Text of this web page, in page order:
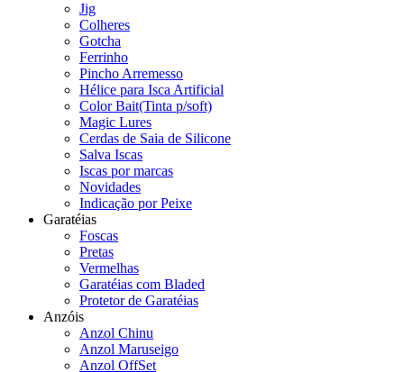
Jig
Colheres
Gotcha
Ferrinho
Pincho Arremesso
Hélice para Isca Artificial
Color Bait(Tinta p/soft)
Magic Lures
Cerdas de Saia de Silicone
Salva Iscas
Iscas por marcas
Novidades
Indicação por Peixe
Garatéias
Foscas
Pretas
Vermelhas
Garatéias com Bladed
Protetor de Garatéias
Anzóis
Anzol Chinu
Anzol Maruseigo
Anzol OffSet